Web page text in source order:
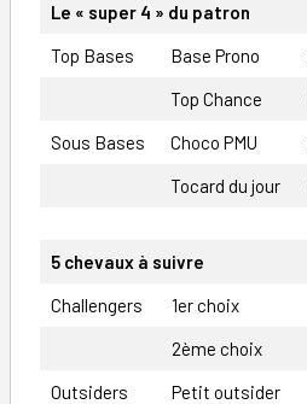
Le « super 4 » du patron
Top Bases
Base Prono
Top Chance
Sous Bases
Choco PMU
Tocard du jour
5 chevaux à suivre
Challengers
1er choix
2ème choix
Outsiders
Petit outsider